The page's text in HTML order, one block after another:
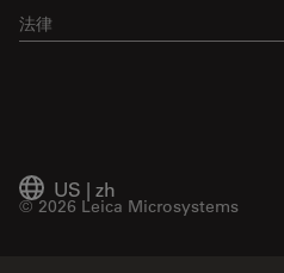
法律
US | zh
© 2026 Leica Microsystems